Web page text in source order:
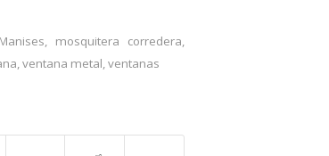
Manises, mosquitera corredera,
,ventana metal,ventanas